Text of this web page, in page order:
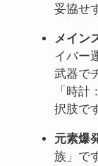
妥協せ
メイン
イバー
武器で
「時
択肢で
元素爆
族」で